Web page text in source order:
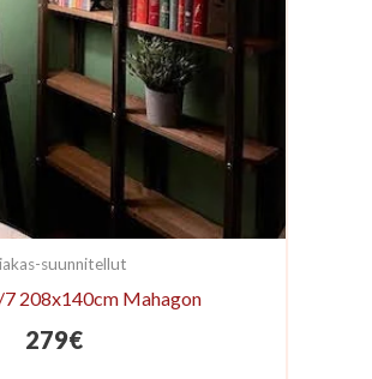
suunnitellut
208x140cm Mahagon
279€